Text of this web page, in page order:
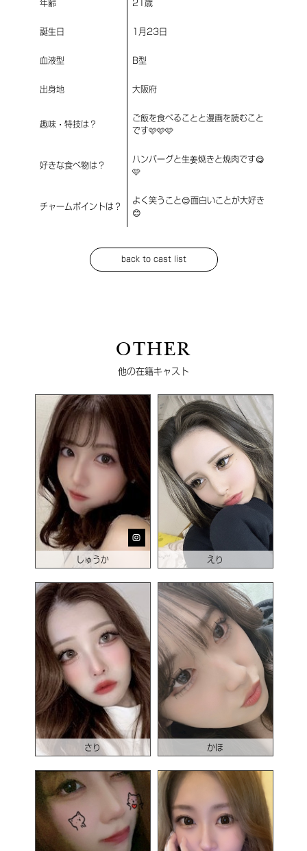
年齢 21歳
誕生日 1月23日
血液型 B型
出身地 大阪府
趣味・特技は？
ご飯を食べることと漫画を読むこと
です🩷🩷🩷
好きな食べ物は？
ハンバーグと生姜焼きと焼肉です😋
🩷
チャームポイントは？
よく笑うこと😊面白いことが大好き
😊
back to cast list
OTHER
他の在籍キャスト
しゅうか えり
さり かほ